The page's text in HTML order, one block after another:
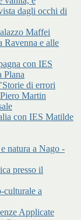
dagli occhi di
Maffei
Ravenna e alle
con IES
Plana
di errori
Martin
con IES Matilde
natura a Nago -
presso il
culturale a
Applicate